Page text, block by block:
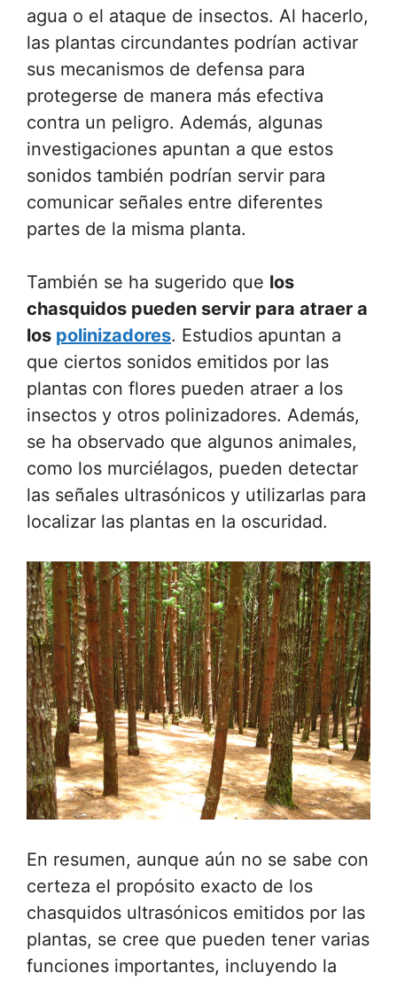
agua o el ataque de insectos. Al hacerlo,
las plantas circundantes podrían activar
sus mecanismos de defensa para
protegerse de manera más efectiva
contra un peligro. Además, algunas
investigaciones apuntan a que estos
sonidos también podrían servir para
comunicar señales entre diferentes
partes de la misma planta.
También se ha sugerido que los
chasquidos pueden servir para atraer a
los polinizadores. Estudios apuntan a
que ciertos sonidos emitidos por las
plantas con flores pueden atraer a los
insectos y otros polinizadores. Además,
se ha observado que algunos animales,
como los murciélagos, pueden detectar
las señales ultrasónicos y utilizarlas para
localizar las plantas en la oscuridad.
En resumen, aunque aún no se sabe con
certeza el propósito exacto de los
chasquidos ultrasónicos emitidos por las
plantas, se cree que pueden tener varias
funciones importantes, incluyendo la